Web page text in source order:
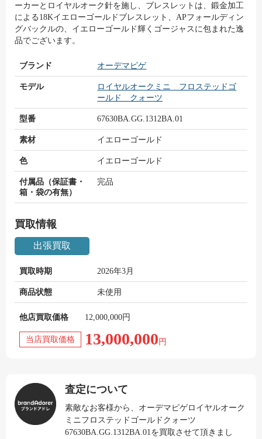
ーカーとロイヤルオーク針を施し、ブレスレットは、鍛金加工
による18Kイエローゴールドブレスレット、APフォールディン
グバックルの、イエローゴールド輝くゴージャスに包まれた逸
品でございます。
ブランド オーデマピゲ
モデル
ロイヤルオークミニ フロステッドゴ
ールド クォーツ
型番 67630BA.GG.1312BA.01
素材 イエローゴールド
色 イエローゴールド
付属品（保証書・
箱・袋の有無）
完品
買取情報
出張買取
買取時期 2026年3月
商品状態 未使用
他店買取価格 12,000,000円
当店買取価格 13,000,000 円
査定について
素敵なお客様から、オーデマピゲロイヤルオーク
ミニフロステッドゴールドクォーツ
67630BA.GG.1312BA.01を買取させて頂きまし